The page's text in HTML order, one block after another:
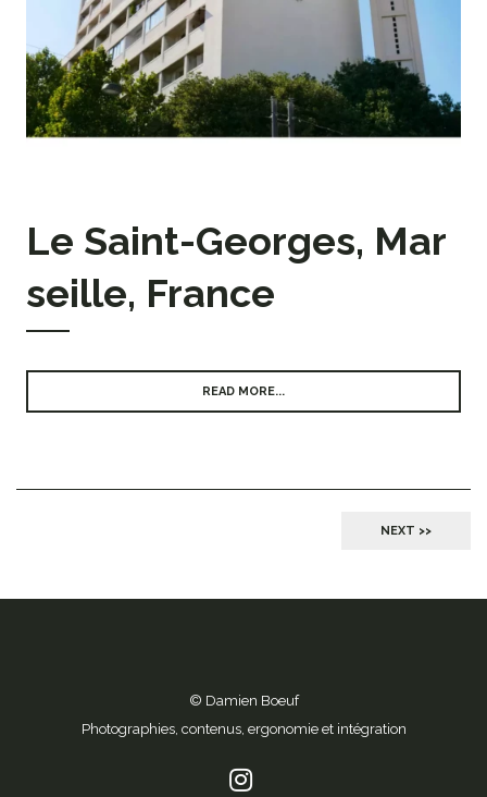
Le Saint-Georges, Mar
seille, France
READ MORE...
NEXT >>
© Damien Boeuf
Photographies, contenus, ergonomie et intégration